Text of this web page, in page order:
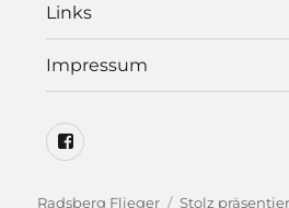
Links
Impressum
Radsberg
auf
Radsberg Flieger Stolz